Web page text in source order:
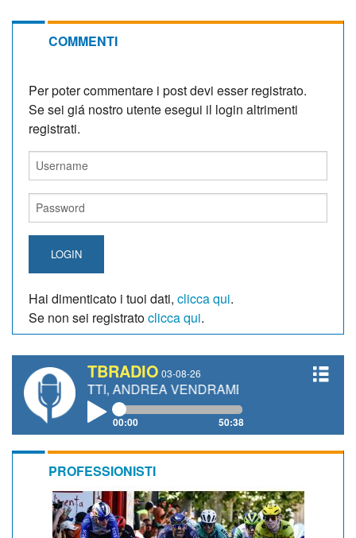
COMMENTI
Per poter commentare i post devi esser registrato.
Se sei giá nostro utente esegui il login altrimenti
registrati.
LOGIN
Hai dimenticato i tuoi dati, clicca qui.
Se non sei registratoclicca qui.
TBRADIO 03-08-26
ANDREA VENDRAME, FILIPPO FIORELLI
00:00 50:38
PROFESSIONISTI